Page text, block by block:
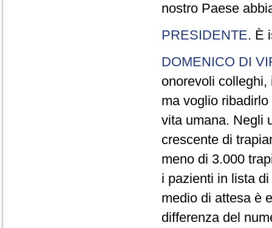
nostro Paese
PRESIDENTE. È
DOMENICO DI
onorevoli
ma voglio
vita umana. Negli
crescente di
meno di 3.000
i pazienti in lista
medio di attesa è
differenza del